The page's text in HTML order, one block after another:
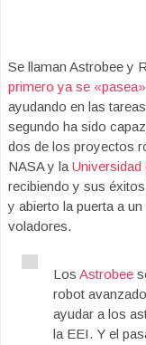
Se llaman Astrobee y
primero ya se
ayudando en las
segundo ha sido
dos de los proyectos
NASA y la Universidad
recibiendo y sus
y abierto la puerta a
voladores.
Los Astrobee
robot
ayudar a los
la EEI. Y el